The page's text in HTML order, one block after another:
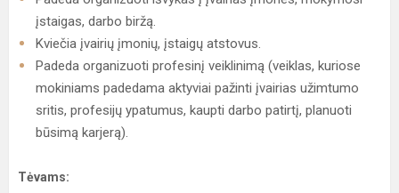
įstaigas, darbo biržą.
Kviečia įvairių įmonių, įstaigų atstovus.
Padeda organizuoti profesinį veiklinimą (veiklas, kuriose
mokiniams padedama aktyviai pažinti įvairias užimtumo
sritis, profesijų ypatumus, kaupti darbo patirtį, planuoti
būsimą karjerą).
Tėvams: